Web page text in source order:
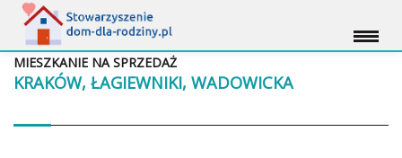
KRAKÓW, ŁAGIEWNIKI, WADOWICKA
MIESZKANIE NA SPRZEDAŻ